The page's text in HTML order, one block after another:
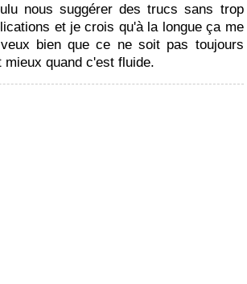
nous suggérer des trucs sans trop
et je crois qu'à la longue ça me
bien que ce ne soit pas toujours
quand c'est fluide.